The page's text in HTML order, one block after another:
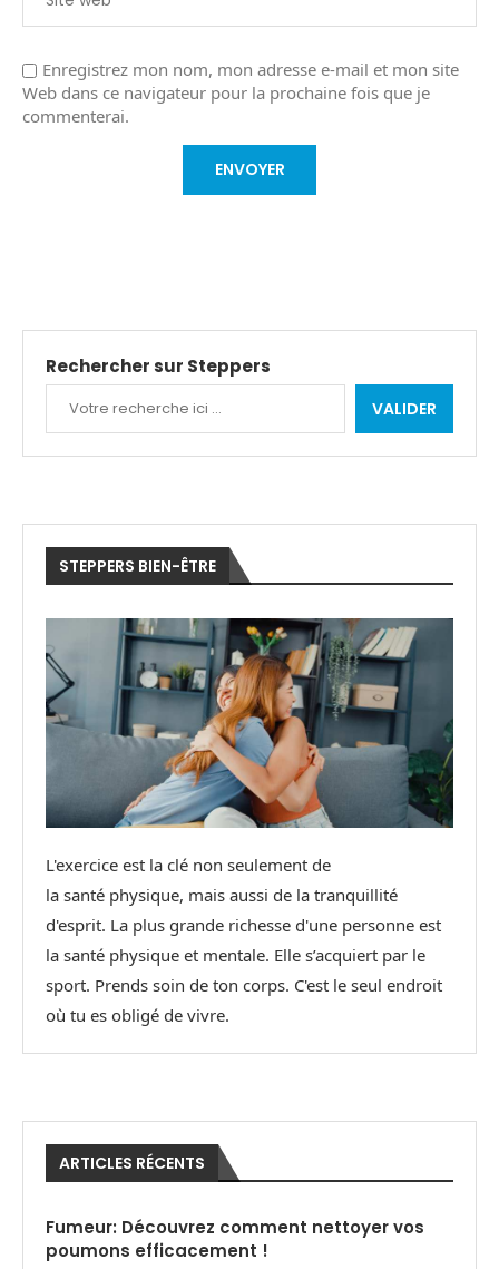
Enregistrez mon nom, mon adresse e-mail et mon site
Web dans ce navigateur pour la prochaine fois que je
commenterai.
Rechercher sur Steppers
VALIDER
STEPPERS BIEN-ÊTRE
L'exercice est la clé non seulement de
la santé physique, mais aussi de la tranquillité
d'esprit. La plus grande richesse d'une personne est
la santé physique et mentale. Elle s’acquiert par le
sport. Prends soin de ton corps. C'est le seul endroit
où tu es obligé de vivre.
ARTICLES RÉCENTS
Fumeur: Découvrez comment nettoyer vos
poumons efficacement !